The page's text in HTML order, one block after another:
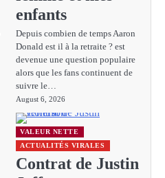
enfants
Depuis combien de temps Aaron
Donald est il à la retraite ? est
devenue une question populaire
alors que les fans continuent de
suivre le…
August 6, 2026
VALEUR NETTE
ACTUALITÉS VIRALES
Contrat de Justin